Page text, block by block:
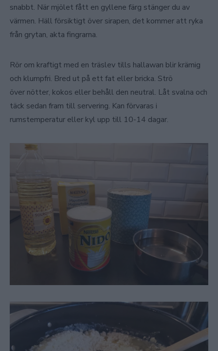
snabbt. När mjölet fått en gyllene färg stänger du av
värmen. Häll försiktigt över sirapen, det kommer att ryka
från grytan, akta fingrarna.
Rör om kraftigt med en träslev tills hallawan blir krämig
och klumpfri. Bred ut på ett fat eller bricka. Strö
över nötter, kokos eller behåll den neutral. Låt svalna och
täck sedan fram till servering. Kan förvaras i
rumstemperatur eller kyl upp till 10-14 dagar.